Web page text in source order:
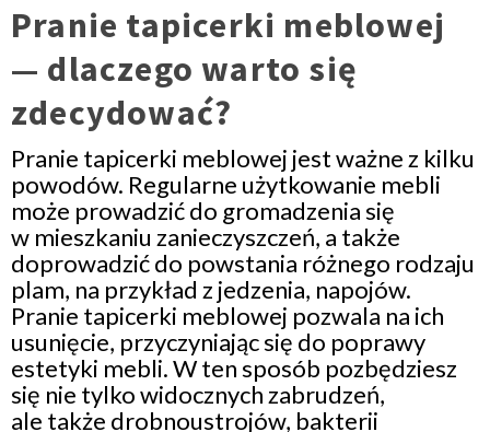
Pranie tapicerki meblowej
— dlaczego warto się
zdecydować?
Pranie tapicerki meblowej jest ważne z kilku
powodów. Regularne użytkowanie mebli
może prowadzić do gromadzenia się
w mieszkaniu zanieczyszczeń, a także
doprowadzić do powstania różnego rodzaju
plam, na przykład z jedzenia, napojów.
Pranie tapicerki meblowej pozwala na ich
usunięcie, przyczyniając się do poprawy
estetyki mebli. W ten sposób pozbędziesz
się nie tylko widocznych zabrudzeń,
ale także drobnoustrojów, bakterii